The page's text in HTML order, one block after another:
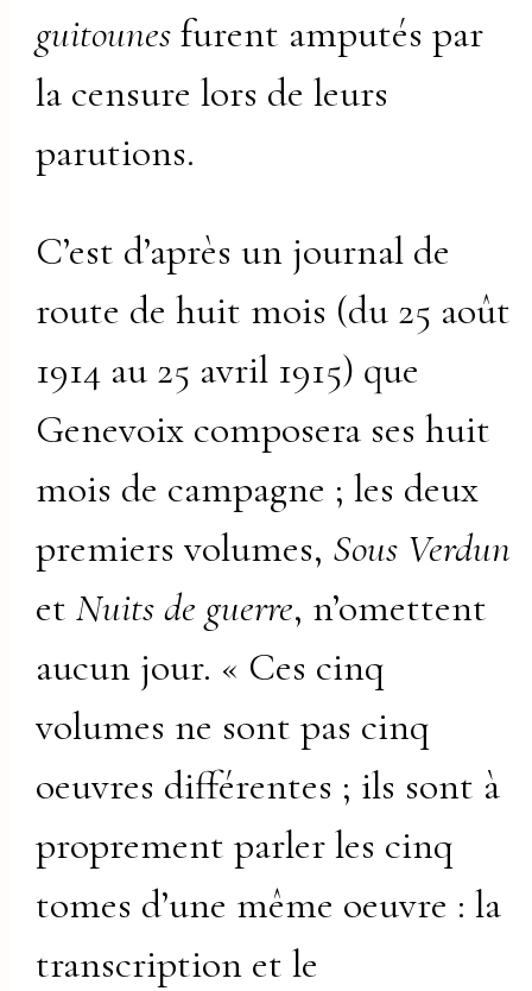
guitounesfurent amputés par
la censure lors de leurs
parutions.
C’est d’après un journal de
route de huit mois (du 25 août
1914 au 25 avril 1915) que
Genevoix composera ses huit
mois de campagne ; les deux
premiers volumes, Sous Verdun
etNuits de guerre, n’omettent
aucun jour. « Ces cinq
volumes ne sont pas cinq
oeuvres différentes ; ils sont à
proprement parler les cinq
tomes d’une même oeuvre : la
transcription et le